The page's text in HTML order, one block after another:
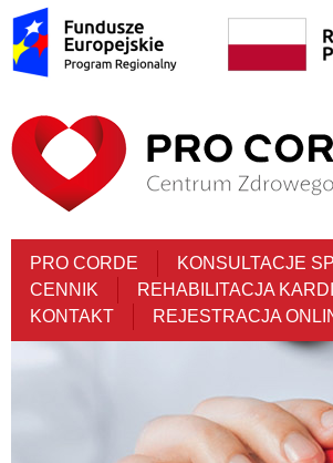
PRO CORDE
KONSULTACJE
CENNIK
REHABILITACJA
KONTAKT
REJESTRACJA